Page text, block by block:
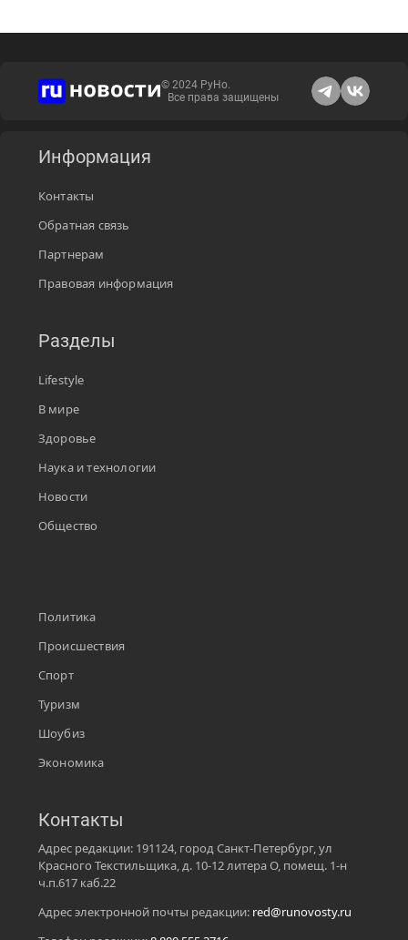
© 2024 РуНо.
Все права защищены
Информация
Контакты
Обратная связь
Партнерам
Правовая информация
Разделы
Lifestyle
В мире
Здоровье
Наука и технологии
Новости
Общество
Политика
Происшествия
Спорт
Туризм
Шоубиз
Экономика
Контакты
Адрес редакции: 191124, город Санкт-Петербург, ул
Красного Текстильщика, д. 10-12 литера О, помещ. 1-н
ч.п.617 каб.22
Адрес электронной почты редакции: red@runovosty.ru